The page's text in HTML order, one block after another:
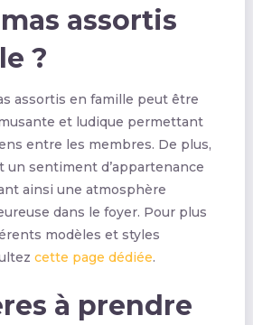
assortis
?
assortis en famille peut être
et ludique permettant
entre les membres. De plus,
un sentiment d’appartenance
ainsi une atmosphère
dans le foyer. Pour plus
modèles et styles
cette page dédiée.
à prendre